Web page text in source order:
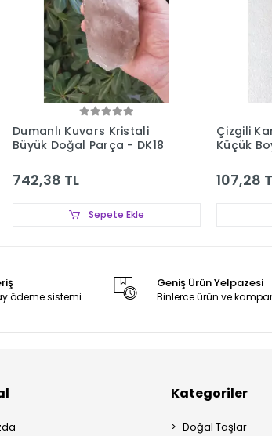
Dumanlı Kuvars Kristali
Büyük Doğal Parça - DK18
742,38 TL
Sepete Ekle
Çizgili
Küçük
107,28
ödeme sistemi
Geniş Ürün Yelpazesi
Binlerce ürün ve
Kategoriler
Doğal Taşlar